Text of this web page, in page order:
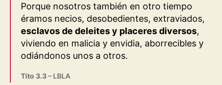
Porque nosotros también en otro tiempo
éramos necios, desobedientes, extraviados,
esclavos de deleites y placeres diversos,
viviendo en malicia y envidia, aborrecibles y
odiándonos unos a otros.
Tito 3.3– LBLA